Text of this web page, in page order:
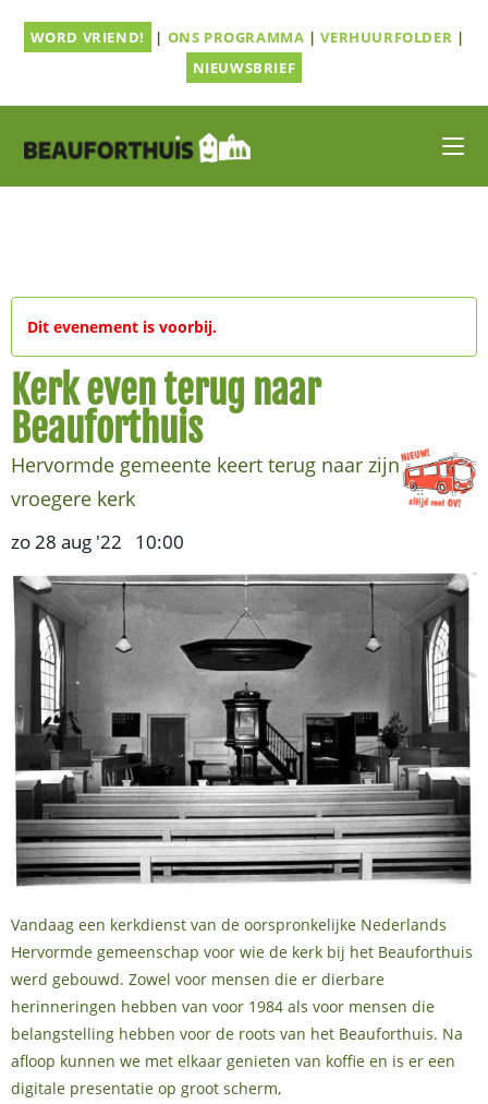
naarWORD VRIEND! | ONS PROGRAMMA |VERHUURFOLDER |
NIEUWSBRIEF
Dit evenement is voorbij.
Kerk even terug naar
Beauforthuis
Hervormde gemeente keert terug naar zijn
vroegere kerk
zo 28 aug '22 10:00
Vandaag een kerkdienst van de oorspronkelijke Nederlands
Hervormde gemeenschap voor wie de kerk bij het Beauforthuis
werd gebouwd. Zowel voor mensen die er dierbare
herinneringen hebben van voor 1984 als voor mensen die
belangstelling hebben voor de roots van het Beauforthuis. Na
afloop kunnen we met elkaar genieten van koffie en is er een
digitale presentatie op groot scherm,